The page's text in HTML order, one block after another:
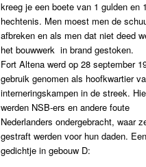
kreeg je een boete van 1 gulden en
hechtenis. Men moest men de
afbreken en als men dat niet deed
het bouwwerk in brand gestoken.
Fort Altena werd op 28 september
gebruik genomen als hoofkwartier
interneringskampen in de streek.
werden NSB-ers en andere foute
Nederlanders ondergebracht, waar
gestraft werden voor hun daden. Een
gedichtje in gebouw D: